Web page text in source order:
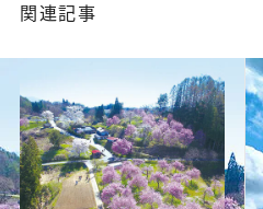
関連記事